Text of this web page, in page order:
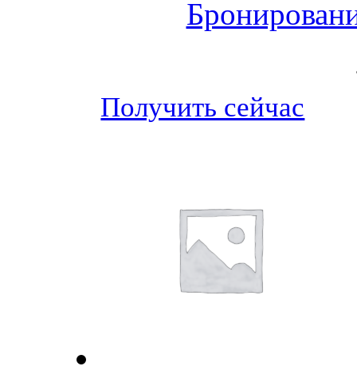
Получить сейчас